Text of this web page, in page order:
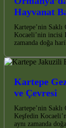
Hayvanat
Kartepe’nin
Kocaeli’nin incisi
zamanda doğa
Kartepe
ve Çevresi
Kartepe’nin Saklı
Keşfedin
aynı zamanda